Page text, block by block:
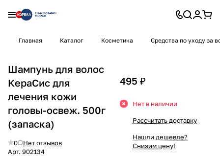
Главная Каталог Косметика Средства по уходу за
Шампунь для волос
КераСис для
лечения кожи
головы-освеж. 500г
(запаска)
0
Нет отзывов
Арт. 902134
495 ₽
Нет в наличии
Рассчитать доставку
Нашли дешевле?
Снизим цену!